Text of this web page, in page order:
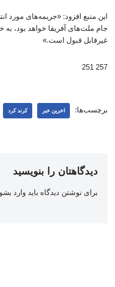
این منبع افزود: «جریمه‌های مورد
جام ملت‌های آفریقا خواهد بود، به
غیرقابل قبول است.»
257 251
برچسب‌ها: اخرین خبر کرند کرد
دیدگاهتان را بنویسید
برای نوشتن دیدگاه باید وارد